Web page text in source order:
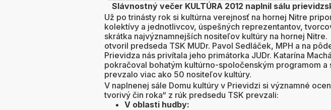
Slávnostný večer KULTÚRA 2012 naplnil sálu
Už po trinásty rok si kultúrna verejnosť na hornej Nitre
kolektívy a jednotlivcov, úspešných reprezentantov,
skrátka najvýznamnejších nositeľov kultúry na hornej
otvoril predseda TSK MUDr. Pavol Sedláček, MPH a na
Prievidza nás privítala jeho primátorka JUDr. Katarína
pokračoval bohatým kultúrno-spoločenským programom a
prevzalo viac ako 50 nositeľov kultúry.
V naplnenej sále Domu kultúry v Prievidzi si významné
tvorivý čin roka“ z rúk predsedu TSK prevzali:
V oblasti hudby: